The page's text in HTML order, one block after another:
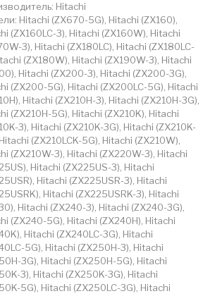
Hitachi
Hitachi (ZX670-5G), Hitachi (ZX160),
(ZX160LC-3), Hitachi (ZX160W), Hitachi
3), Hitachi (ZX180LC), Hitachi (ZX180LC-
(ZX180W), Hitachi (ZX190W-3), Hitachi
Hitachi (ZX200-3), Hitachi (ZX200-3G),
(ZX200-5G), Hitachi (ZX200LC-5G), Hitachi
Hitachi (ZX210H-3), Hitachi (ZX210H-3G),
(ZX210H-5G), Hitachi (ZX210K), Hitachi
3), Hitachi (ZX210K-3G), Hitachi (ZX210K-
(ZX210LCK-5G), Hitachi (ZX210W),
(ZX210W-3), Hitachi (ZX220W-3), Hitachi
Hitachi (ZX225US-3), Hitachi
Hitachi (ZX225USR-3), Hitachi
Hitachi (ZX225USRK-3), Hitachi
Hitachi (ZX240-3), Hitachi (ZX240-3G),
(ZX240-5G), Hitachi (ZX240H), Hitachi
Hitachi (ZX240LC-3G), Hitachi
5G), Hitachi (ZX250H-3), Hitachi
3G), Hitachi (ZX250H-5G), Hitachi
3), Hitachi (ZX250K-3G), Hitachi
5G), Hitachi (ZX250LC-3G), Hitachi